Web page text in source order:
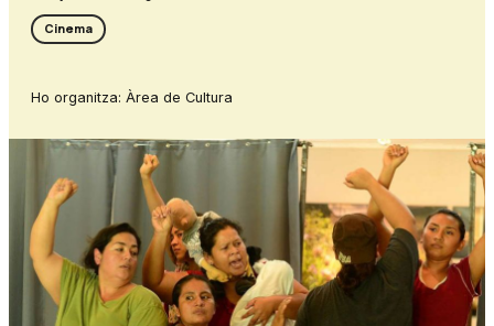
Cinema
Ho organitza: Àrea de Cultura